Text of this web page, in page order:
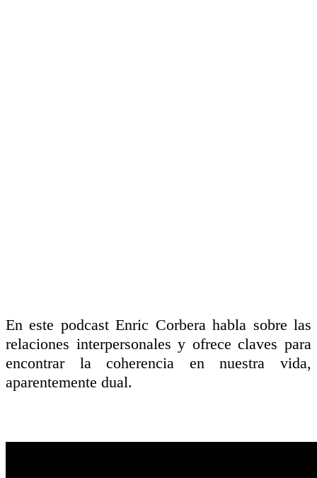
En este podcast Enric Corbera habla sobre las
relaciones interpersonales y ofrece claves para
encontrar la coherencia en nuestra vida,
aparentemente dual.